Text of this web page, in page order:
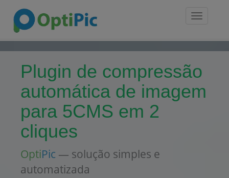
Toggle
Plugin de compressão
automática de imagem
para 5CMS em 2
cliques
OptiPic — solução simples e
automatizada